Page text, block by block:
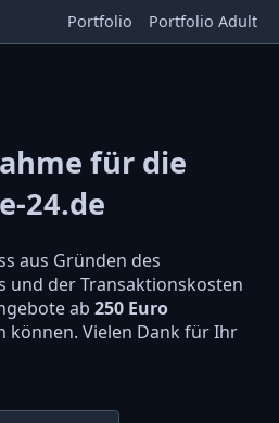
Portfolio Portfolio Adult
für die
24.de
aus Gründen des
und der Transaktionskosten
ab 250 Euro
können. Vielen Dank für Ihr